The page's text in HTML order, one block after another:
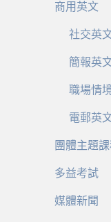
商用英文
社交英
簡報英
職場情
電郵英
團體主題
多益考試
媒體新聞